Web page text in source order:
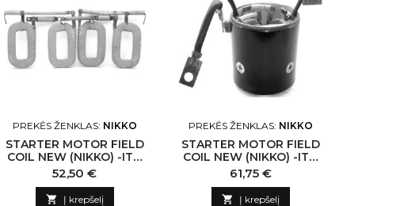
PREKĖS ŽENKLAS: NIKKO
STARTER MOTOR FIELD
COIL NEW (NIKKO) -ITO
N132531 NIKKO-CN
Kaina
52,50 €
 Į krepšelį
PREKĖS ŽENKLAS: NIKKO
STARTER MOTOR FIELD
COIL NEW (NIKKO) -ITO
CM3056 NIKKO-CN
Kaina
61,75 €
 Į krepšelį